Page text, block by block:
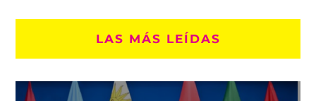
LAS MÁS LEÍDAS